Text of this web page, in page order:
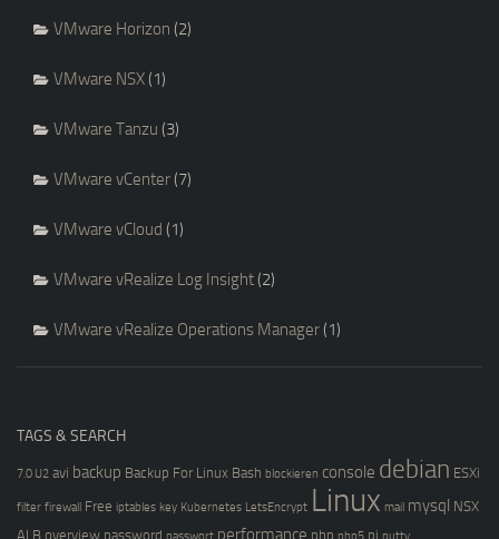
VMware Horizon (2)
VMware NSX(1)
VMware Tanzu (3)
VMware vCenter(7)
VMware vCloud (1)
VMware vRealize Log Insight(2)
VMware vRealize Operations Manager(1)
TAGS & SEARCH
7.0 U2 avi backup Backup For Linux Bash blockieren console debian ESXi
filter firewall Free iptables key Kubernetes LetsEncrypt Linux mail mysql NSX
ALB overview password performance php pi